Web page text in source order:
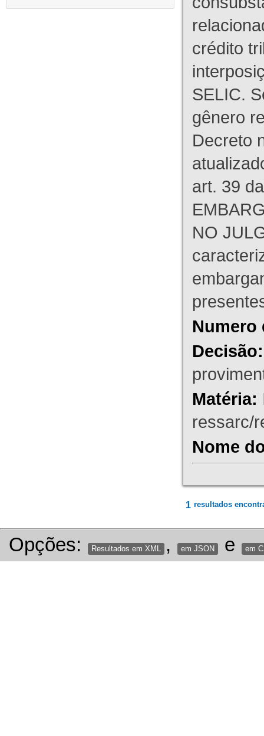
crédito
SELIC.
gênero
Decreto
art. 39
NO
Numero
Decisão:
Matéria:
ressarc/
Nome
1 resultados
Opções: Resultados em XML , em JSON e em